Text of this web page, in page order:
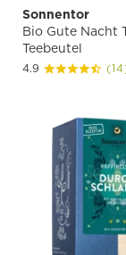
Sonnentor
Bio Gute Nacht
Teebeutel
4.9